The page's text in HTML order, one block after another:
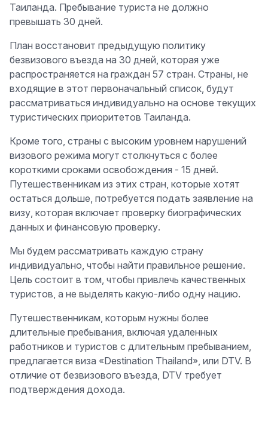
Таиланда. Пребывание туриста не должно
превышать 30 дней.
План восстановит предыдущую политику
безвизового въезда на 30 дней, которая уже
распространяется на граждан 57 стран. Страны, не
входящие в этот первоначальный список, будут
рассматриваться индивидуально на основе текущих
туристических приоритетов Таиланда.
Кроме того, страны с высоким уровнем нарушений
визового режима могут столкнуться с более
короткими сроками освобождения - 15 дней.
Путешественникам из этих стран, которые хотят
остаться дольше, потребуется подать заявление на
визу, которая включает проверку биографических
данных и финансовую проверку.
Мы будем рассматривать каждую страну
индивидуально, чтобы найти правильное решение.
Цель состоит в том, чтобы привлечь качественных
туристов, а не выделять какую-либо одну нацию.
Путешественникам, которым нужны более
длительные пребывания, включая удаленных
работников и туристов с длительным пребыванием,
предлагается виза «Destination Thailand», или DTV. В
отличие от безвизового въезда, DTV требует
подтверждения дохода.